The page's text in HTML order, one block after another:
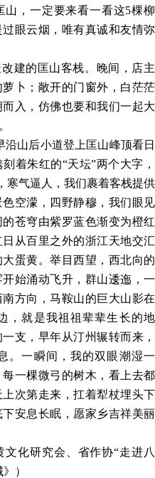
，一定要来看一看这5棵柳
眼云烟，唯有真诚和友情弥
改建的匡山客栈。晚间，店主
卜；敞开的门窗外，白茫茫
入，仿佛也要和我们一起大
沿山后小道登上匡山峰顶看日
着朱红的“天坛”两个大字，
寒气逼人，我们裹着客栈提供
空濛，四野静穆，我们眼见
苍穹由紫罗蓝色渐变为橙红
从百里之外的浙江天地交汇
蛋黄。举目西望，西北向的
始涌动飞升，群山逶迤，一
方向，马鞍山的巨大山影在
，就是我祖祖辈辈生长的地
支，早年从汀州辗转而来，
。一瞬间，我的双眼潮湿一
一棵微弓的树木，看上去都
次第走来，扛着犁杖埋头下
安息长眠，愿家乡吉祥美丽
文化研究会、省作协“走进八
》）